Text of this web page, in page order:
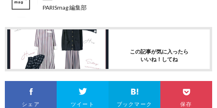
PARISmag 編集部
この記事が気に入ったら
いいね！してね
シェア ツイート ブックマーク 保存